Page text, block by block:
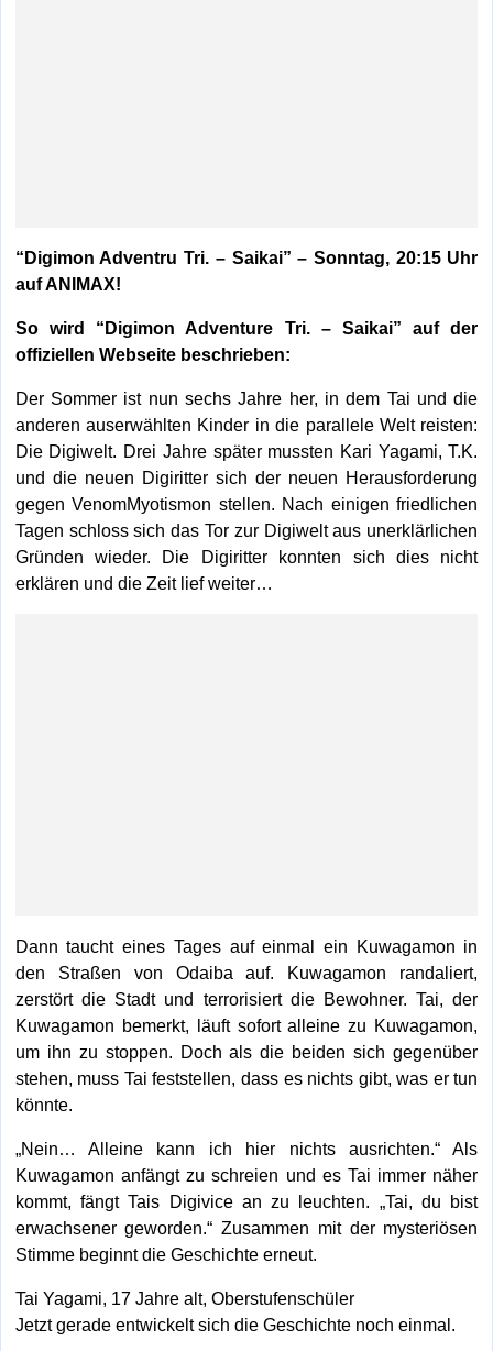
“Digimon Adventru Tri. – Saikai” – Sonntag, 20:15 Uhr
auf ANIMAX!
So wird “Digimon Adventure Tri. – Saikai” auf der
offiziellen Webseite beschrieben:
Der Sommer ist nun sechs Jahre her, in dem Tai und die
anderen auserwählten Kinder in die parallele Welt reisten:
Die Digiwelt. Drei Jahre später mussten Kari Yagami, T.K.
und die neuen Digiritter sich der neuen Herausforderung
gegen VenomMyotismon stellen. Nach einigen friedlichen
Tagen schloss sich das Tor zur Digiwelt aus unerklärlichen
Gründen wieder. Die Digiritter konnten sich dies nicht
erklären und die Zeit lief weiter…
Dann taucht eines Tages auf einmal ein Kuwagamon in
den Straßen von Odaiba auf. Kuwagamon randaliert,
zerstört die Stadt und terrorisiert die Bewohner. Tai, der
Kuwagamon bemerkt, läuft sofort alleine zu Kuwagamon,
um ihn zu stoppen. Doch als die beiden sich gegenüber
stehen, muss Tai feststellen, dass es nichts gibt, was er tun
könnte.
„Nein… Alleine kann ich hier nichts ausrichten.“ Als
Kuwagamon anfängt zu schreien und es Tai immer näher
kommt, fängt Tais Digivice an zu leuchten. „Tai, du bist
erwachsener geworden.“ Zusammen mit der mysteriösen
Stimme beginnt die Geschichte erneut.
Tai Yagami, 17 Jahre alt, Oberstufenschüler
Jetzt gerade entwickelt sich die Geschichte noch einmal.